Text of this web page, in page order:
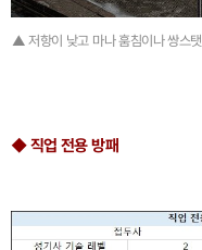
▲ 저항이 낮고 마나 훔침이나 쌍스
◆ 직업 전용 방패